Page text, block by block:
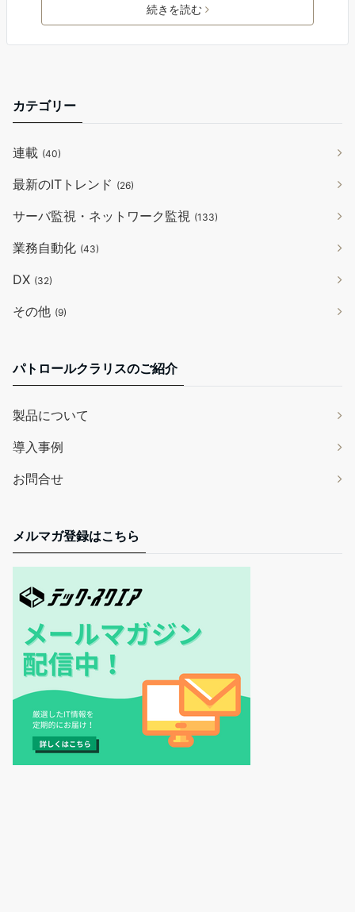
続きを読む
カテゴリー
連載 (40)
最新のITトレンド (26)
サーバ監視・ネットワーク監視 (133)
業務自動化 (43)
DX (32)
その他 (9)
パトロールクラリスのご紹介
製品について
導入事例
お問合せ
メルマガ登録はこちら